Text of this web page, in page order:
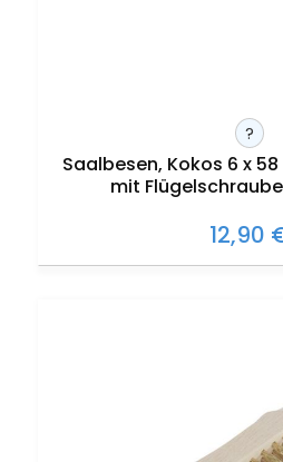
?
Saalbesen, Kokos 6 x 58
mit
12,90